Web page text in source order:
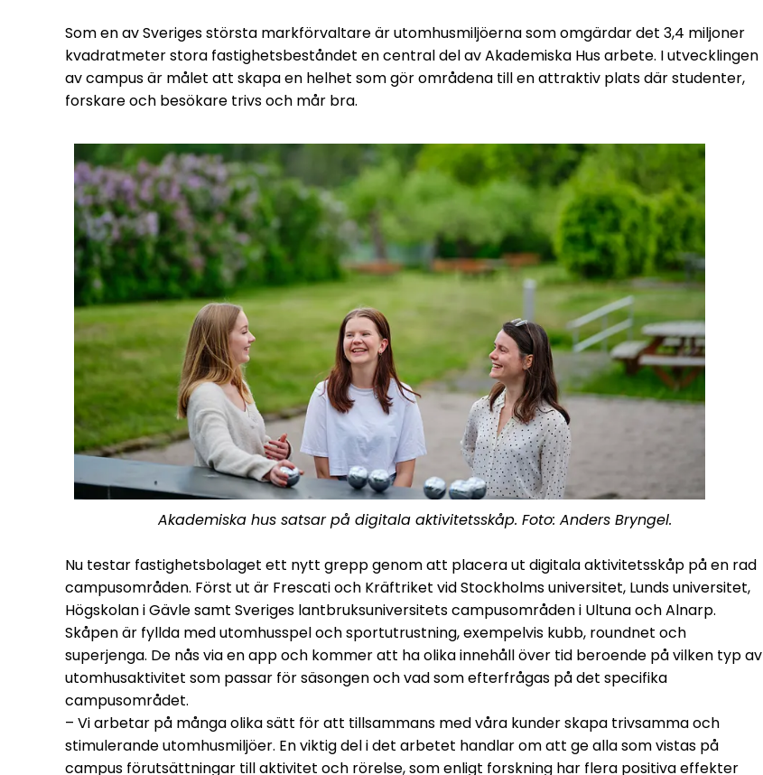
Som en av Sveriges största markförvaltare är utomhusmiljöerna som omgärdar det 3,4 miljoner
kvadratmeter stora fastighetsbeståndet en central del av Akademiska Hus arbete. I utvecklingen
av campus är målet att skapa en helhet som gör områdena till en attraktiv plats där studenter,
forskare och besökare trivs och mår bra.
Akademiska hus satsar på digitala aktivitetsskåp. Foto: Anders Bryngel.
Nu testar fastighetsbolaget ett nytt grepp genom att placera ut digitala aktivitetsskåp på en rad
campusområden. Först ut är Frescati och Kräftriket vid Stockholms universitet, Lunds universitet,
Högskolan i Gävle samt Sveriges lantbruksuniversitets campusområden i Ultuna och Alnarp.
Skåpen är fyllda med utomhusspel och sportutrustning, exempelvis kubb, roundnet och
superjenga. De nås via en app och kommer att ha olika innehåll över tid beroende på vilken typ av
utomhusaktivitet som passar för säsongen och vad som efterfrågas på det specifika
campusområdet.
– Vi arbetar på många olika sätt för att tillsammans med våra kunder skapa trivsamma och
stimulerande utomhusmiljöer. En viktig del i det arbetet handlar om att ge alla som vistas på
campus förutsättningar till aktivitet och rörelse, som enligt forskning har flera positiva effekter